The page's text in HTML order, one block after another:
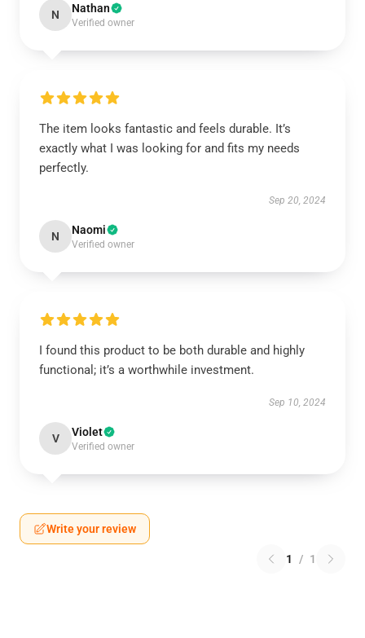
N Nathan
Verified owner
The item looks fantastic and feels durable. It’s
exactly what I was looking for and fits my needs
perfectly.
Sep 20, 2024
N Naomi
Verified owner
I found this product to be both durable and highly
functional; it’s a worthwhile investment.
Sep 10, 2024
V Violet
Verified owner
Write your review
1 / 1